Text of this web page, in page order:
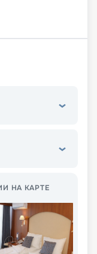
НА КАРТЕ